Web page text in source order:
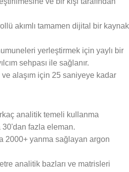
akımlı tamamen dijital bir kaynak
yerleştirmek için yaylı bir
sehpası ile sağlanır.
alaşım için 25 saniyeye kadar
analitik temeli kullanma
fazla eleman.
2000+ yanma sağlayan argon
analitik bazları ve matrisleri